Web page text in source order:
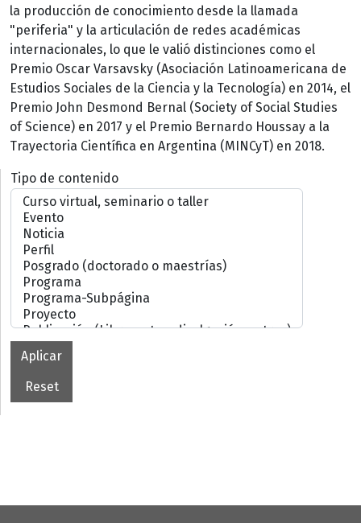
la producción de conocimiento desde la llamada
"periferia" y la articulación de redes académicas
internacionales, lo que le valió distinciones como el
Premio Oscar Varsavsky (Asociación Latinoamericana de
Estudios Sociales de la Ciencia y la Tecnología) en 2014, el
Premio John Desmond Bernal (Society of Social Studies
of Science) en 2017 y el Premio Bernardo Houssay a la
Trayectoria Científica en Argentina (MINCyT) en 2018.
Tipo de contenido